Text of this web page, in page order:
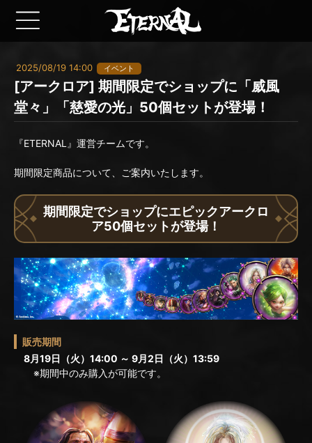
2025/08/19 14:00 イベント
[アークロア] 期間限定でショップに「威風
堂々」「慈愛の光」50個セットが登場！
『ETERNAL』運営チームです。
期間限定商品について、ご案内いたします。
期間限定でショップにエピックアークロ
ア50個セットが登場！
販売期間
8月19日（火）14:00 ～ 9月2日（火）13:59
※期間中のみ購入が可能です。